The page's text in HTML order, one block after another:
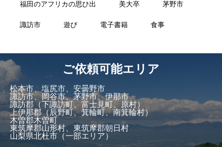
福田のアフリカの思ひ出 美大卒 茅野市
諏訪市 遊び 電子書籍 食事
ご依頼可能エリア
松本市、塩尻市、安曇野市
諏訪市、岡谷市、茅野市、伊那市
諏訪郡（下諏訪町、富士見町、原村）
上伊那郡（辰野町、箕輪町、南箕輪村）
木曽郡木曽町
東筑摩郡山形村、東筑摩郡朝日村
山梨県北杜市（一部エリア）